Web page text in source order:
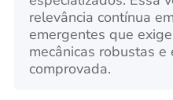
relevância contínua
emergentes que
mecânicas robustas
comprovada.